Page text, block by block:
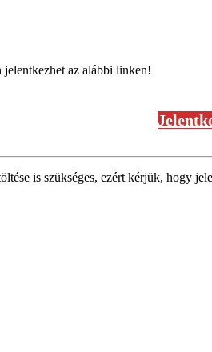
jelentkezhet az alábbi linken!
is szükséges, ezért kérjük, hogy